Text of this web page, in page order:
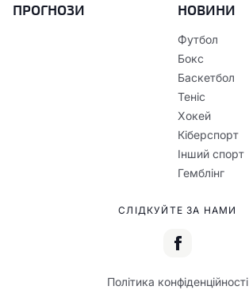
ПРОГНОЗИ НОВИНИ
Футбол
Бокс
Баскетбол
Теніс
Хокей
Кіберспорт
Інший спорт
Гемблінг
СЛІДКУЙТЕ ЗА НАМИ
Політика конфіденційності